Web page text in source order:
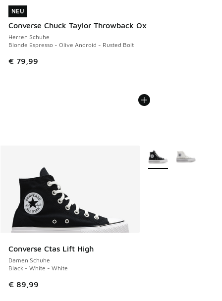
NEU
Converse Chuck Taylor Throwback Ox
Herren Schuhe
Blonde Espresso - Olive Android - Rusted Bolt
€ 79,99
NEU
Converse Ctas Lift High
Damen Schuhe
Black - White - White
€ 89,99
Weitere Farben